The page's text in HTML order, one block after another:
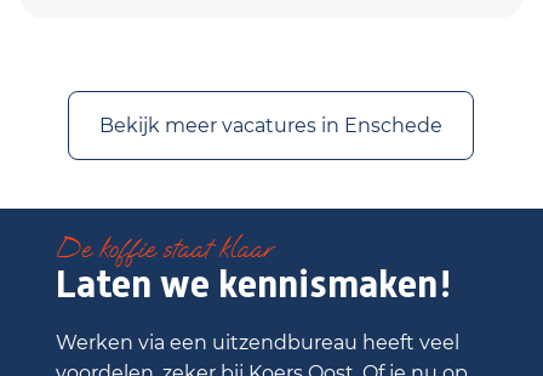
Bekijk meer vacatures in Enschede
De koffie staat klaar
Laten we kennismaken!
Werken via een uitzendbureau heeft veel